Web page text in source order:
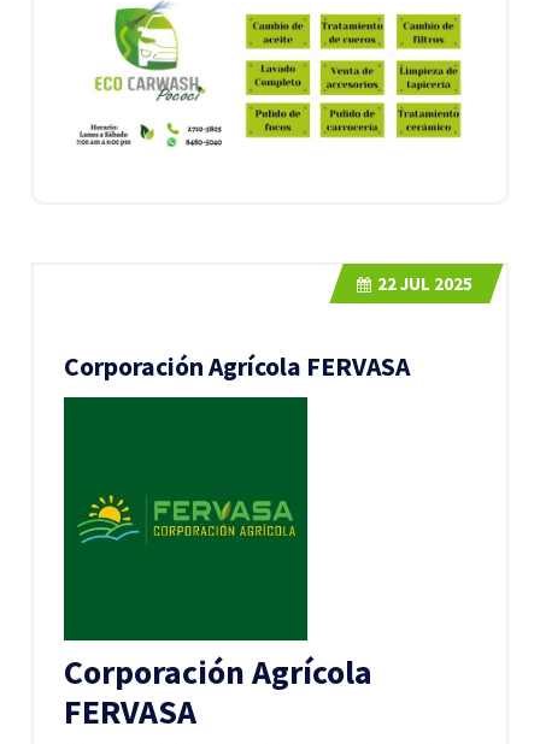
Corporación Agrícola FERVASA
22JUL 2025
Corporación Agrícola
FERVASA